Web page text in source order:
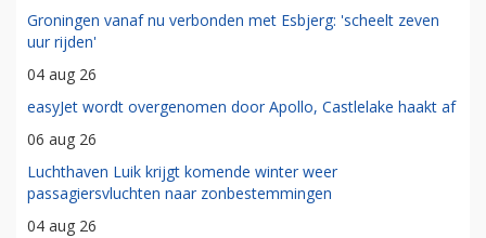
Groningen vanaf nu verbonden met Esbjerg: 'scheelt zeven
uur rijden'
04 aug 26
easyJet wordt overgenomen door Apollo, Castlelake haakt af
06 aug 26
Luchthaven Luik krijgt komende winter weer
passagiersvluchten naar zonbestemmingen
04 aug 26